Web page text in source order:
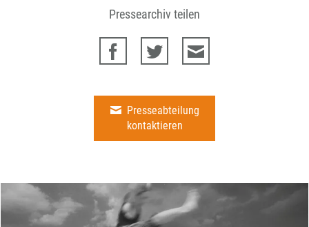
Pressearchiv teilen
Presseabteilung
kontaktieren